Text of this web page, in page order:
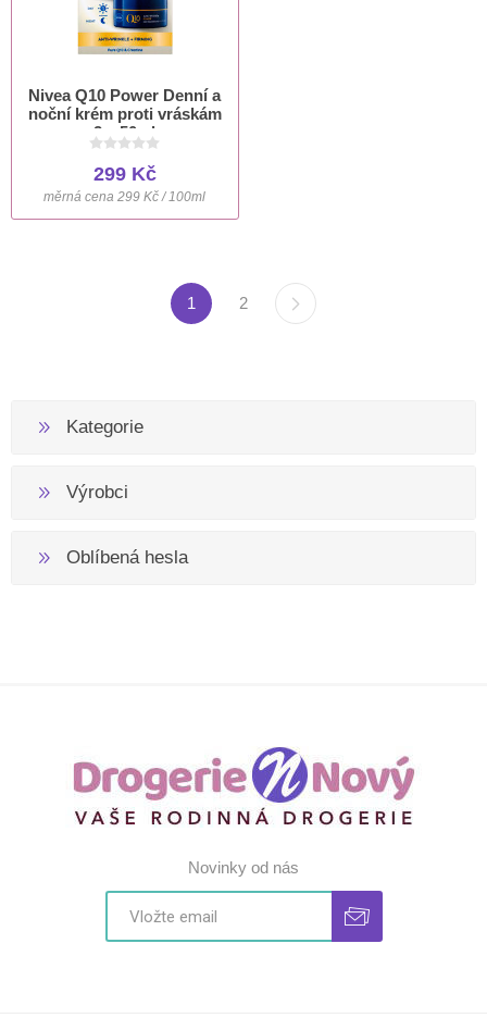
Nivea Q10 Power Denní a
noční krém proti vráskám
2 x 50ml
299 Kč
měrná cena 299 Kč / 100ml
1 2
Kategorie
Výrobci
Oblíbená hesla
Novinky od nás